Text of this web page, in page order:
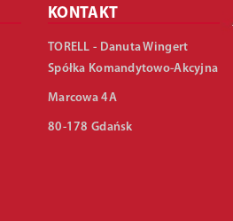
KONTAKT
TORELL - Danuta Wingert
Spółka Komandytowo-Akcyjna
Marcowa 4A
80-178 Gdańsk